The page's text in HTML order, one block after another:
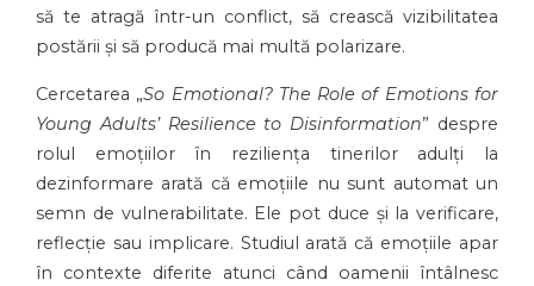
să te atragă într-un conflict, să crească vizibilitatea
postării și să producă mai multă polarizare.
Cercetarea „So Emotional? The Role of Emotions for
Young Adults’ Resilience to Disinformation” despre
rolul emoțiilor în reziliența tinerilor adulți la
dezinformare arată că emoțiile nu sunt automat un
semn de vulnerabilitate. Ele pot duce și la verificare,
reflecție sau implicare. Studiul arată că emoțiile apar
în contexte diferite atunci când oamenii întâlnesc